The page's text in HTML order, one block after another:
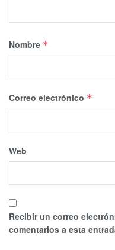
Nombre *
Correo electrónico *
Web
Recibir un correo
comentarios a esta